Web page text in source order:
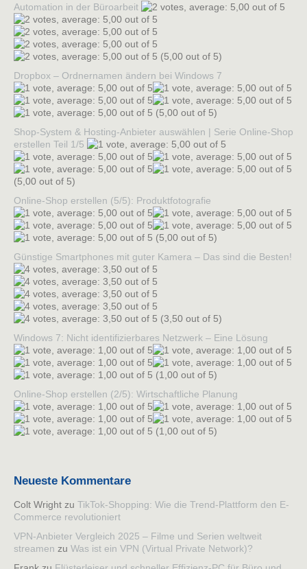
Automation in der Büroarbeit
(5,00 out of 5)
Dropbox – Ordnernamen ändern bei Windows 7
(5,00 out of 5)
Shop-System & Hosting-Anbieter auswählen | Serie Online-Shop
erstellen Teil 1/5
(5,00 out of 5)
Online-Shop erstellen (5/5): Produktfotografie
(5,00 out of 5)
Günstige Smartphones mit guter Kamera – Das sind die Besten!
(3,50 out of 5)
Windows 7: Nicht identifizierbares Netzwerk – Eine Lösung
(1,00 out of 5)
Online-Shop erstellen (2/5): Wirtschaftliche Planung
(1,00 out of 5)
Neueste Kommentare
Colt Wright zu TikTok-Shopping: Wie die Trend-Plattform den E-
Commerce revolutioniert
VPN-Anbieter Vergleich 2025 – Filme und Serien weltweit
streamen zu Was ist ein VPN (Virtual Private Network)?